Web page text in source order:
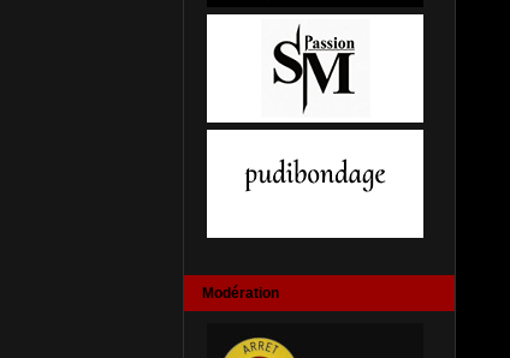
Modération